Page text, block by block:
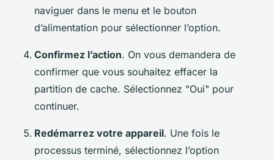
naviguer dans le menu et le bouton
d’alimentation pour sélectionner l’option.
Confirmez l’action. On vous demandera de
confirmer que vous souhaitez effacer la
partition de cache. Sélectionnez "Oui" pour
continuer.
Redémarrez votre appareil. Une fois le
processus terminé, sélectionnez l’option